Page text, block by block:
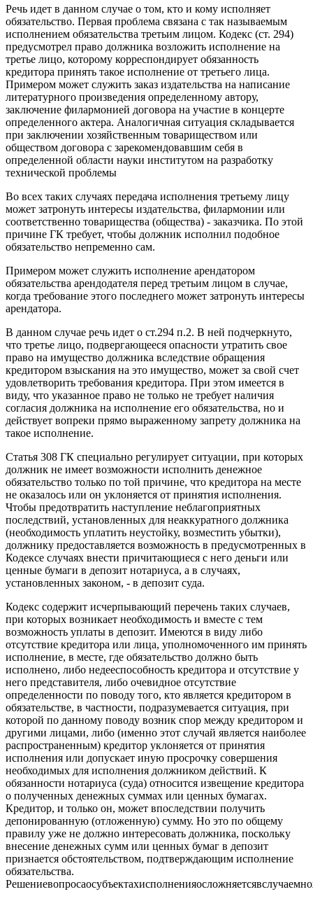
Речь идет в данном случае о том, кто и кому исполняет
обязательство. Первая проблема связана с так называемым
исполнением обязательства третьим лицом. Кодекс (ст. 294)
предусмотрел право должника возложить исполнение на
третье лицо, которому корреспондирует обязанность
кредитора принять такое исполнение от третьего лица.
Примером может служить заказ издательства на написание
литературного произведения определенному автору,
заключение филармонией договора на участие в концерте
определенного актера. Аналогичная ситуация складывается
при заключении хозяйственным товариществом или
обществом договора с зарекомендовавшим себя в
определенной области науки институтом на разработку
технической проблемы
Во всех таких случаях передача исполнения третьему лицу
может затронуть интересы издательства, филармонии или
соответственно товарищества (общества) - заказчика. По этой
причине ГК требует, чтобы должник исполнил подобное
обязательство непременно сам.
Примером может служить исполнение арендатором
обязательства арендодателя перед третьим лицом в случае,
когда требование этого последнего может затронуть интересы
арендатора.
В данном случае речь идет о ст.294 п.2. В ней подчеркнуто,
что третье лицо, подвергающееся опасности утратить свое
право на имущество должника вследствие обращения
кредитором взыскания на это имущество, может за свой счет
удовлетворить требования кредитора. При этом имеется в
виду, что указанное право не только не требует наличия
согласия должника на исполнение его обязательства, но и
действует вопреки прямо выраженному запрету должника на
такое исполнение.
Статья 308 ГК специально регулирует ситуации, при которых
должник не имеет возможности исполнить денежное
обязательство только по той причине, что кредитора на месте
не оказалось или он уклоняется от принятия исполнения.
Чтобы предотвратить наступление неблагоприятных
последствий, установленных для неаккуратного должника
(необходимость уплатить неустойку, возместить убытки),
должнику предоставляется возможность в предусмотренных в
Кодексе случаях внести причитающиеся с него деньги или
ценные бумаги в депозит нотариуса, а в случаях,
установленных законом, - в депозит суда.
Кодекс содержит исчерпывающий перечень таких случаев,
при которых возникает необходимость и вместе с тем
возможность уплаты в депозит. Имеются в виду либо
отсутствие кредитора или лица, уполномоченного им принять
исполнение, в месте, где обязательство должно быть
исполнено, либо недееспособность кредитора и отсутствие у
него представителя, либо очевидное отсутствие
определенности по поводу того, кто является кредитором в
обязательстве, в частности, подразумевается ситуация, при
которой по данному поводу возник спор между кредитором и
другими лицами, либо (именно этот случай является наиболее
распространенным) кредитор уклоняется от принятия
исполнения или допускает иную просрочку совершения
необходимых для исполнения должником действий. К
обязанности нотариуса (суда) относится извещение кредитора
о полученных денежных суммах или ценных бумагах.
Кредитор, и только он, может впоследствии получить
депонированную (отложенную) сумму. Но это по общему
правилу уже не должно интересовать должника, поскольку
внесение денежных сумм или ценных бумаг в депозит
признается обстоятельством, подтверждающим исполнение
обязательства.